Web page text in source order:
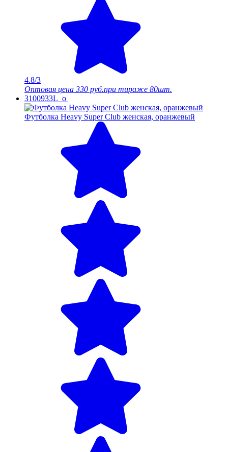
4.8/3
Оптовая цена 330 руб.при тираже 80шт.
3100933L_o
Футболка Heavy Super Club женская, оранжевый